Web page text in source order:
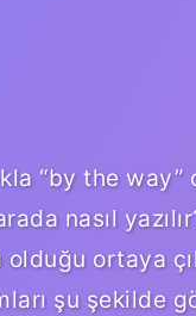
“by the way”
nasıl
olduğu ortaya
şu şekilde